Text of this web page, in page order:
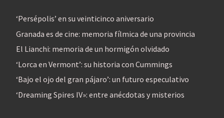
‘Persépolis’ en su veinticinco aniversario
Granada es de cine: memoria fílmica de una provincia
El Lianchi: memoria de un hormigón olvidado
‘Lorca en Vermont’: su historia con Cummings
‘Bajo el ojo del gran pájaro’: un futuro especulativo
‘Dreaming Spires IV»: entre anécdotas y misterios